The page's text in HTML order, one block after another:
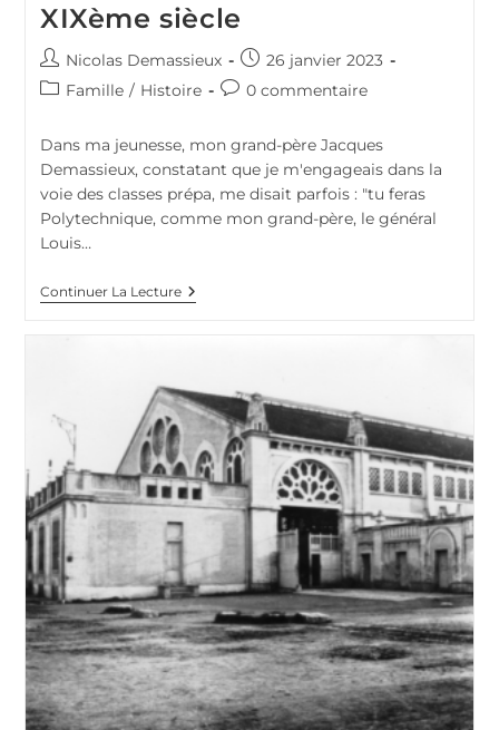
XIXème siècle
Auteur/autrice
de
Nicolas Demassieux
Publication
publiée :
26 janvier 2023
PostFamille / Histoire
Commentaires
publication :
0 commentaire
Dans ma jeunesse, mon grand-père Jacques
Demassieux, constatant que je m'engageais dans la
voie des classes prépa, me disait parfois : "tu feras
Polytechnique, comme mon grand-père, le général
Louis…
Continuer La LectureLouis
Nicolas
Républicain
Au
Tournant
Du
XIXème
Siècle